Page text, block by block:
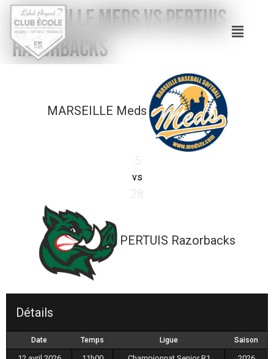
MARSEILLE Meds vs PERTUIS
Razorbacks
MARSEILLE Meds
vs
PERTUIS Razorbacks
Détails
Date Temps Ligue Saison